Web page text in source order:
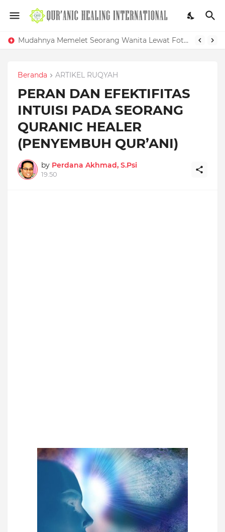
Mudahnya Memelet Seorang Wanita Lewat Foto di Facebook
Beranda ARTIKEL RUQYAH
PERAN DAN EFEKTIFITAS
INTUISI PADA SEORANG
QURANIC HEALER
(PENYEMBUH QUR’ANI)
by Perdana Akhmad, S.Psi
19.50